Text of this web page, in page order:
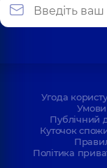
Угода
Умови
Публічний
Куточок
Політика